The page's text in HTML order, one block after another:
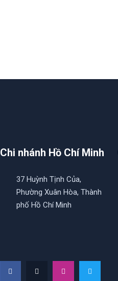
Chi nhánh Hồ Chí Minh
37 Huỳnh Tịnh Của,
Phường Xuân Hòa, Thành
phố Hồ Chí Minh